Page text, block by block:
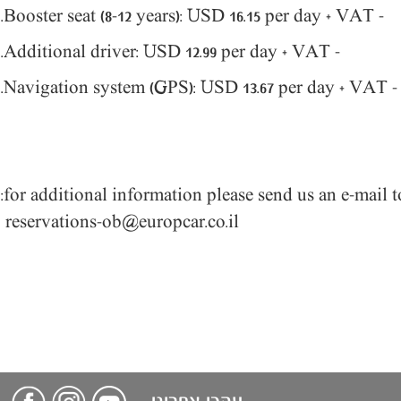
- Booster seat (8-12 years): USD 16.15 per day + VAT.
- Additional driver: USD 12.99 per day + VAT.
- Navigation system (GPS): USD 13.67 per day + VAT.
reservations-ob@europcar.co.il